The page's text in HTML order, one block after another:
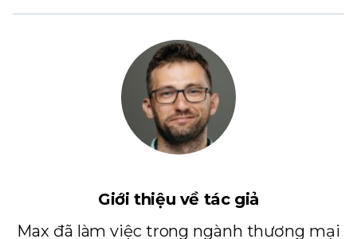
Giới thiệu về tác giả
Max đã làm việc trong ngành thương mại